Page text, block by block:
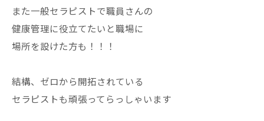
また一般セラピストで職員さんの
健康管理に役立てたいと職場に
場所を設けた方も！！！
結構、ゼロから開拓されている
セラピストも頑張ってらっしゃいます